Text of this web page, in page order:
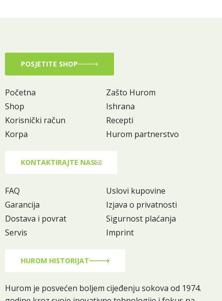
POSJETITE SHOP
Početna
Shop
Korisnički račun
Korpa
Zašto Hurom
Ishrana
Recepti
Hurom partnerstvo
KONTAKTIRAJTE NAS
FAQ
Garancija
Dostava i povrat
Servis
Uslovi kupovine
Izjava o privatnosti
Sigurnost plaćanja
Imprint
HUROM HISTORIJAT
Hurom je posvećen boljem cijeđenju sokova od 1974.